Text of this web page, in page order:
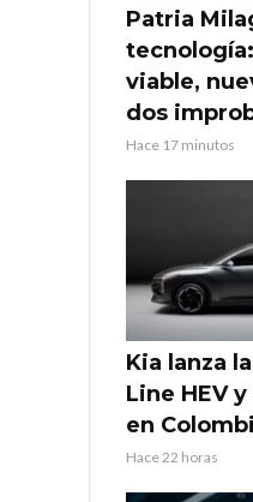
Patria
viable,
dos
Hace 17 minutos
Kia lanza
Line HEV
en
Hace 22 horas